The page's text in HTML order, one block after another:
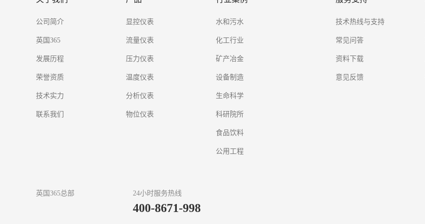
公司简介
英国365
发展历程
荣誉资质
技术实力
联系我们
显控仪表
流量仪表
压力仪表
温度仪表
分析仪表
物位仪表
水和污水
化工行业
矿产冶金
设备制造
生命科学
科研院所
食品饮料
公用工程
技术热线与支持
常见问答
资料下载
意见反馈
英国365总部 24小时服务热线
400-8671-998